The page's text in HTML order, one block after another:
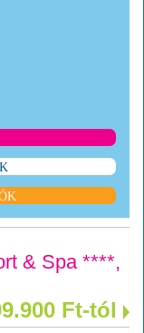
& Spa ****,
Ft-tól